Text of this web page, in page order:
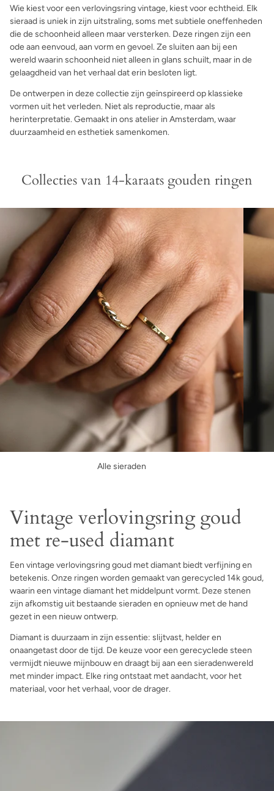
Wie kiest voor een verlovingsring vintage, kiest voor echtheid. Elk
sieraad is uniek in zijn uitstraling, soms met subtiele oneffenheden
die de schoonheid alleen maar versterken. Deze ringen zijn een
ode aan eenvoud, aan vorm en gevoel. Ze sluiten aan bij een
wereld waarin schoonheid niet alleen in glans schuilt, maar in de
gelaagdheid van het verhaal dat erin besloten ligt.
De ontwerpen in deze collectie zijn geïnspireerd op klassieke
vormen uit het verleden. Niet als reproductie, maar als
herinterpretatie. Gemaakt in ons atelier in Amsterdam, waar
duurzaamheid en esthetiek samenkomen.
Collecties van 14-karaats gouden ringen
Alle sieraden
Vintage verlovingsring goud
met re-used diamant
Een vintage verlovingsring goud met diamant biedt verfijning en
betekenis. Onze ringen worden gemaakt van gerecycled 14k goud,
waarin een vintage diamant het middelpunt vormt. Deze stenen
zijn afkomstig uit bestaande sieraden en opnieuw met de hand
gezet in een nieuw ontwerp.
Diamant is duurzaam in zijn essentie: slijtvast, helder en
onaangetast door de tijd. De keuze voor een gerecyclede steen
vermijdt nieuwe mijnbouw en draagt bij aan een sieradenwereld
met minder impact. Elke ring ontstaat met aandacht, voor het
materiaal, voor het verhaal, voor de drager.